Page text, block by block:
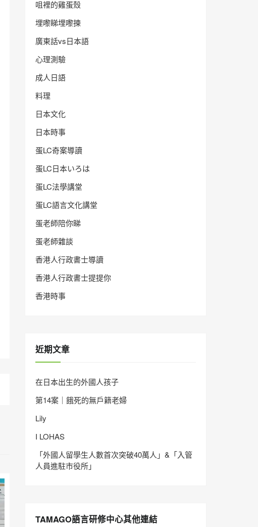
咀裡的雞蛋殼
埋嚟睇埋嚟揀
廣東話vs日本語
心理測驗
成人日語
料理
日本文化
日本時事
蛋LC奇案導讀
蛋LC日本いろは
蛋LC法學講堂
蛋LC語言文化講堂
蛋老師陪你睇
蛋老師雜談
香港人行政書士導讀
香港人行政書士提提你
香港時事
近期文章
在日本出生的外國人孩子
第14案｜餓死的無戶籍老婦
Lily
I LOHAS
「外國人留學生人數首次突破40萬人」&「入管
人員進駐市役所」
TAMAGO語言研修中心其他連結